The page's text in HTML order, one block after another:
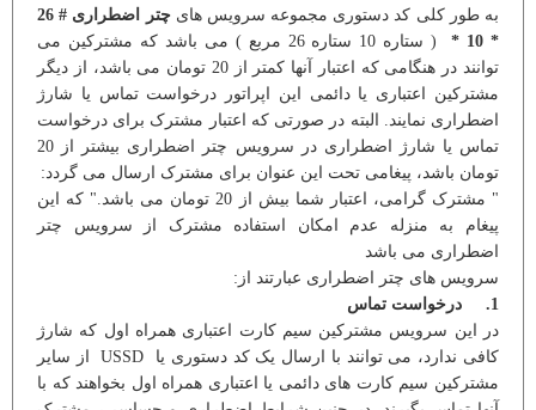
به طور کلی کد دستوری مجموعه سرویس های
چتر اضطراری # 26
* 10 *
( ستاره 10 ستاره 26 مربع ) می باشد که مشترکین می
توانند در هنگامی که اعتبار آنها کمتر از 20 تومان می باشد، از دیگر
مشترکین اعتباری یا دائمی این اپراتور درخواست تماس یا شارژ
اضطراری نمایند. البته در صورتی که اعتبار مشترک برای درخواست
تماس یا شارژ اضطراری در سرویس چتر اضطراری بیشتر از 20
تومان باشد، پیغامی تحت این عنوان برای مشترک ارسال می گردد:
" مشترک گرامی، اعتبار شما بیش از 20 تومان می باشد." که این
پیغام به منزله عدم امکان استفاده مشترک از سرویس چتر
اضطراری می باشد
سرویس های چتر اضطراری عبارتند از:
1. درخواست تماس
در این سرویس مشترکین سیم کارت اعتباری همراه اول که شارژ
کافی ندارد، می توانند با ارسال یک کد دستوری یا USSD از سایر
مشترکین سیم کارت های دائمی یا اعتباری همراه اول بخواهند که با